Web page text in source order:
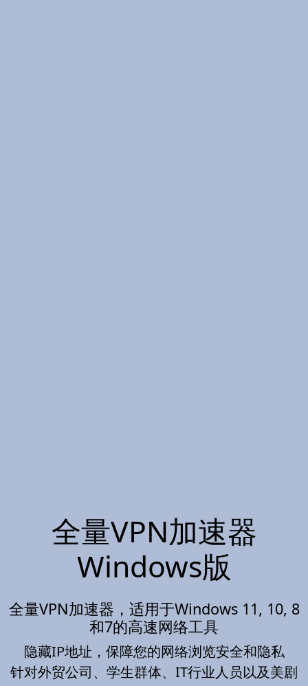
全量VPN加速器
Windows版
全量VPN加速器，适用于Windows 11, 10, 8
和7的高速网络工具
隐藏IP地址，保障您的网络浏览安全和隐私
针对外贸公司、学生群体、IT行业人员以及美剧